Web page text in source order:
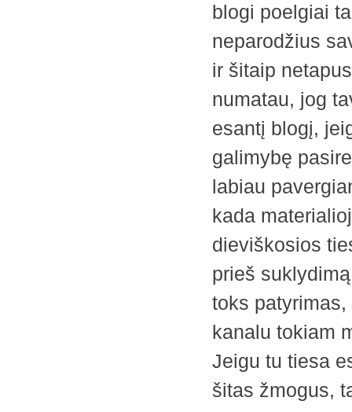
blogi poelgiai
neparodžius
ir šitaip
numatau, jog
esantį blogį,
galimybę
labiau
kada
dieviškosios
prieš
toks
kanalu tokiam
Jeigu tu tiesa
šitas žmogus,